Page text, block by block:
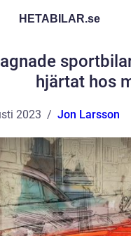
HETABILAR.se
hjärtat hos
2023 Jon Larsson